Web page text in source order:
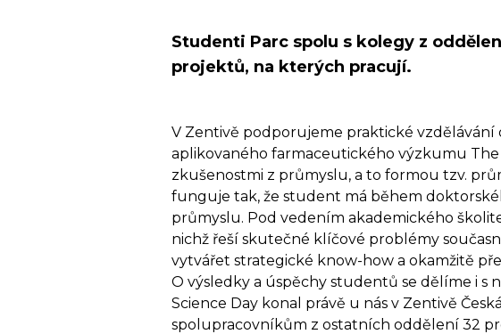
Studenti Parc spolu s kolegy z
projektů, na kterých pracují.
V Zentivě podporujeme praktické
aplikovaného farmaceutického výzkumu
zkušenostmi z průmyslu, a to formou tzv.
funguje tak, že student má během
průmyslu. Pod vedením akademického
nichž řeší skutečné klíčové problémy
vytvářet strategické know-how a okamžitě
O výsledky a úspěchy studentů se dělíme i s
Science Day konal právě u nás v Zentivě
spolupracovníkům z ostatních oddělení 32